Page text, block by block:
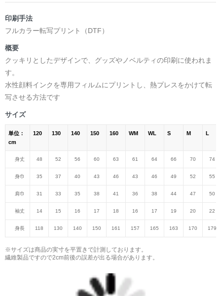
印刷手法
フルカラー転写プリント（DTF）
概要
クッキリとしたデザインで、グッズやノベルティの印刷に使われま
す。
水性顔料インクを専用フィルムにプリントし、熱プレスをかけて転
写させる方法です
サイズ
単位：
cm
120 130 140 150 160 WM WL S M L
身丈 48 52 56 60 63 61 64 66 70 74
身巾 35 37 40 43 46 43 46 49 52 55
肩巾 31 33 35 38 41 36 38 44 47 50
袖丈 14 15 16 17 18 16 17 19 20 22
身長 118 130 140 150 161 157 165 163 170 179
※サイズは商品の実寸を平置きで計測しております。
繊維製品ですので2cm前後の誤差が出る場合があります。